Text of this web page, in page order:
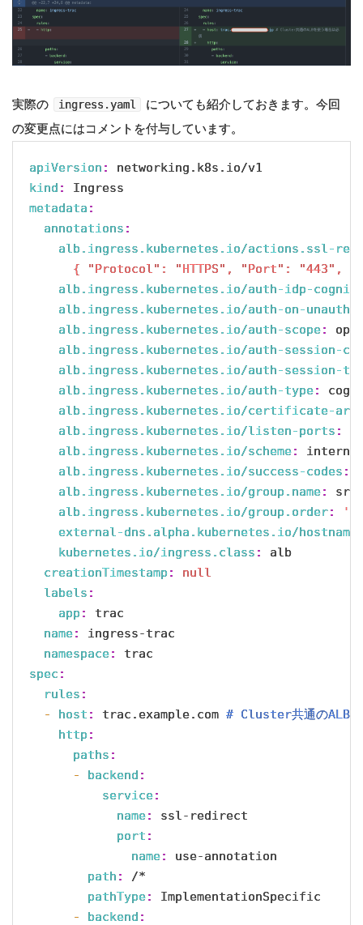
実際の ingress.yaml
についても紹介しておきます。今回
の変更点にはコメントを付与しています。
apiVersion :
kind :
metadata :
annotations :
alb.ingress.kubernetes.io/actions.ssl-
{ "Protocol": "HTTPS", "Port": "443",
alb.ingress.kubernetes.io/auth-idp-
alb.ingress.kubernetes.io/auth-on-
alb.ingress.kubernetes.io/auth-scope:
alb.ingress.kubernetes.io/auth-session-
alb.ingress.kubernetes.io/auth-session-
alb.ingress.kubernetes.io/auth-type:
alb.ingress.kubernetes.io/certificate-arn
alb.ingress.kubernetes.io/listen-ports :
alb.ingress.kubernetes.io/scheme:
alb.ingress.kubernetes.io/success-codes :
alb.ingress.kubernetes.io/group.name:
alb.ingress.kubernetes.io/group.order:
external-dns.alpha.kubernetes.io/hostname
kubernetes.io/ingress.class :
alb
creationTimestamp :
null
labels :
app :
trac
name:
ingress-trac
namespace:
spec :
rules :
- host : trac.example.com # Cluster共通のALBを
http :
paths :
- backend :
service:
name:
ssl-redirect
port :
name:
use-annotation
path :
/*
pathType:
ImplementationSpecific
- backend :